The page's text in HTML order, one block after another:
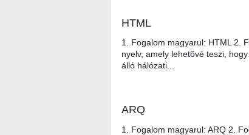
HTML
1. Fogalom magyarul: HTML 2.
nyelv, amely lehetővé teszi,
álló hálózati...
ARQ
1. Fogalom magyarul: ARQ 2.